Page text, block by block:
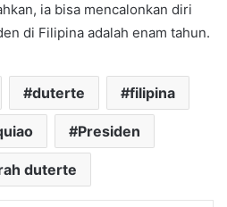
ia bisa mencalonkan diri
di Filipina adalah enam tahun.
duterte filipina
Presiden
duterte